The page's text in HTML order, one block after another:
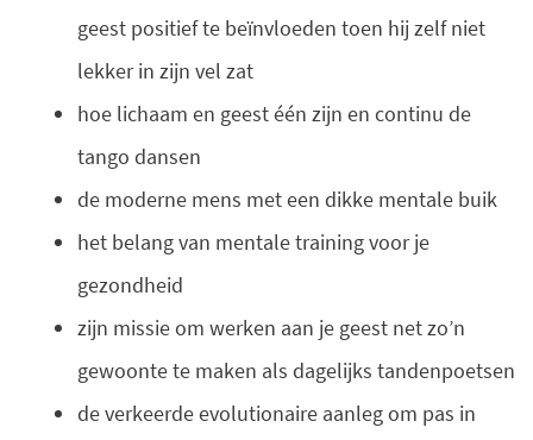
geest positief te beïnvloeden toen hij zelf niet
lekker in zijn vel zat
hoe lichaam en geest één zijn en continu de
tango dansen
de moderne mens met een dikke mentale buik
het belang van mentale training voor je
gezondheid
zijn missie om werken aan je geest net zo’n
gewoonte te maken als dagelijks tandenpoetsen
de verkeerde evolutionaire aanleg om pas in